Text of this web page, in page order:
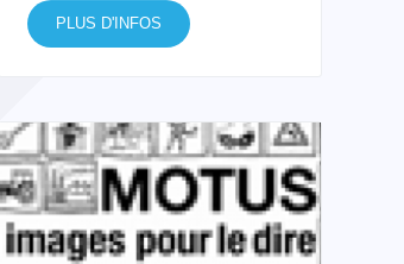
PLUS D'INFOS